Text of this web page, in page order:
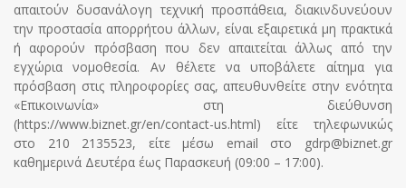
απαιτούν δυσανάλογη τεχνική προσπάθεια, διακινδυνεύουν
την προστασία απορρήτου άλλων, είναι εξαιρετικά μη πρακτικά
ή αφορούν πρόσβαση που δεν απαιτείται άλλως από την
εγχώρια νομοθεσία. Αν θέλετε να υποβάλετε αίτημα για
πρόσβαση στις πληροφορίες σας, απευθυνθείτε στην ενότητα
«Επικοινωνία» στη διεύθυνση
(https://www.biznet.gr/en/contact-us.html) είτε τηλεφωνικώς
στο 210 2135523, είτε μέσω email στο
gdrp@biznet.gr
καθημερινά Δευτέρα έως Παρασκευή (09:00 – 17:00).